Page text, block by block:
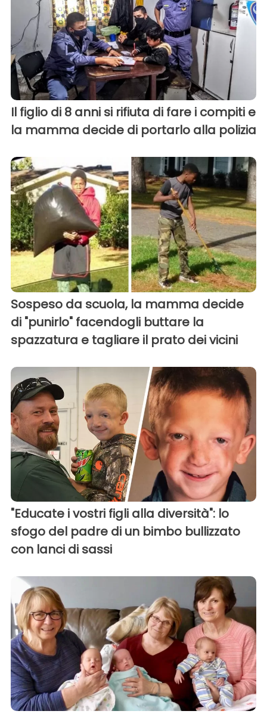
Il figlio di 8 anni si rifiuta di fare i compiti e
la mamma decide di portarlo alla polizia
Sospeso da scuola, la mamma decide
di "punirlo" facendogli buttare la
spazzatura e tagliare il prato dei vicini
"Educate i vostri figli alla diversità": lo
sfogo del padre di un bimbo bullizzato
con lanci di sassi